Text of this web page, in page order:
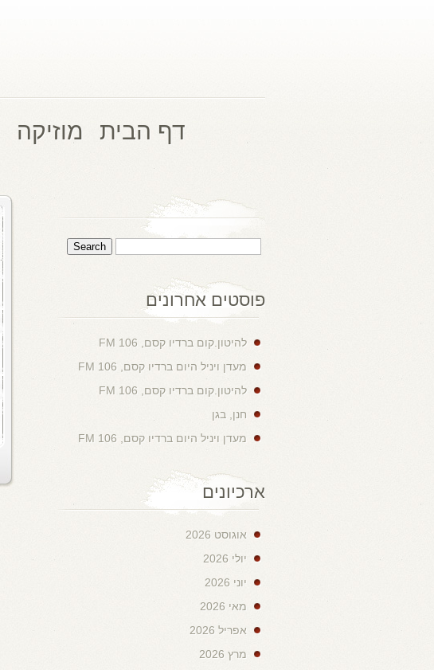
דף הבית מוזיקה
פוסטים אחרונים
להיטון.קום ברדיו קסם, 106 FM
מעדן ויניל היום ברדיו קסם, 106 FM
להיטון.קום ברדיו קסם, 106 FM
חנן, בגן
מעדן ויניל היום ברדיו קסם, 106 FM
ארכיונים
אוגוסט 2026
יולי 2026
יוני 2026
מאי 2026
אפריל 2026
מרץ 2026